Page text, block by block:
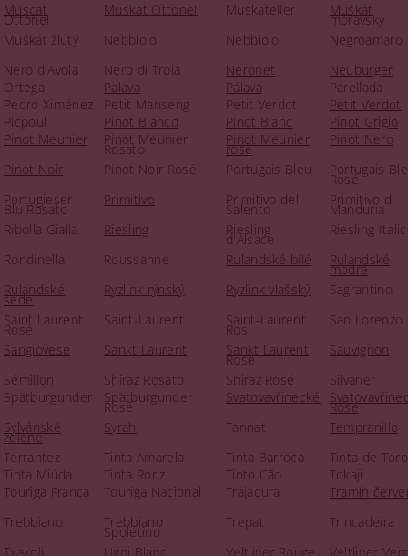
Muscat
Ottonel
Muskat Ottonel Muskateller Muškát
moravský
Muškát žlutý
Nebbiolo Nebbiolo
Negroamaro
Nero d'Avola
Nero di Troia Neronet
Neuburger
Ortega
Palava Pálava
Parellada
Pedro Ximénez
Petit Manseng Petit Verdot
Petit Verdot
Picpoul
Pinot Bianco Pinot Blanc
Pinot Grigio
Pinot Meunier
Pinot Meunier
Rosato
Pinot Meunier
rosé
Pinot Nero
Pinot Noir
Pinot Noir Rosé Portugais Bleu Portugais
Rosé
Portugieser
Blu Rosato
Primitivo Primitivo del
Salento
Primitivo di
Manduria
Ribolla Gialla
Riesling Riesling
d'Alsace
Riesling
Rondinella
Roussanne Rulandské bílé Rulandské
modré
Rulandské
šedé
Ryzlink rýnský Ryzlink vlašský
Sagrantino
Saint Laurent
Rosé
Saint-Laurent Saint-Laurent
Ros
San Lorenzo
Sangiovese
Sankt Laurent Sankt Laurent
Rosé
Sauvignon
Sémillon
Shiraz Rosato Shiraz Rosé
Silvaner
Spätburgunder
Spätburgunder
Rosé
Svatovavřinecké
Rosé
Sylvánské
zelené
Syrah Tannat
Tempranillo
Terrantez
Tinta Amarela Tinta Barroca
Tinta de Toro
Tinta Miúda
Tinta Roriz Tinto Cão
Tokaji
Touriga Franca
Touriga Nacional Trajadura
Tramín
Trebbiano
Trebbiano
Spoletino
Trepat
Trincadeira
Txakoli
Ugni Blanc Veltliner Rouge
Veltliner